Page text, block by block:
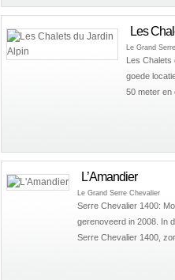
Les
Le Grand
Les Chalets
goede
50 meter en
L’Amandier
Le Grand Serre Chevalier
Serre Chevalier 1400:
gerenoveerd in 2008. In
Serre Chevalier 1400,